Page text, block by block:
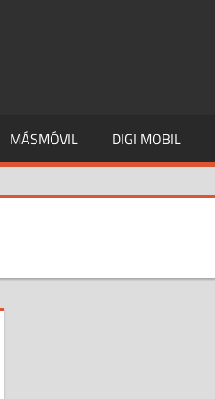
MÁSMÓVIL DIGI MOBIL